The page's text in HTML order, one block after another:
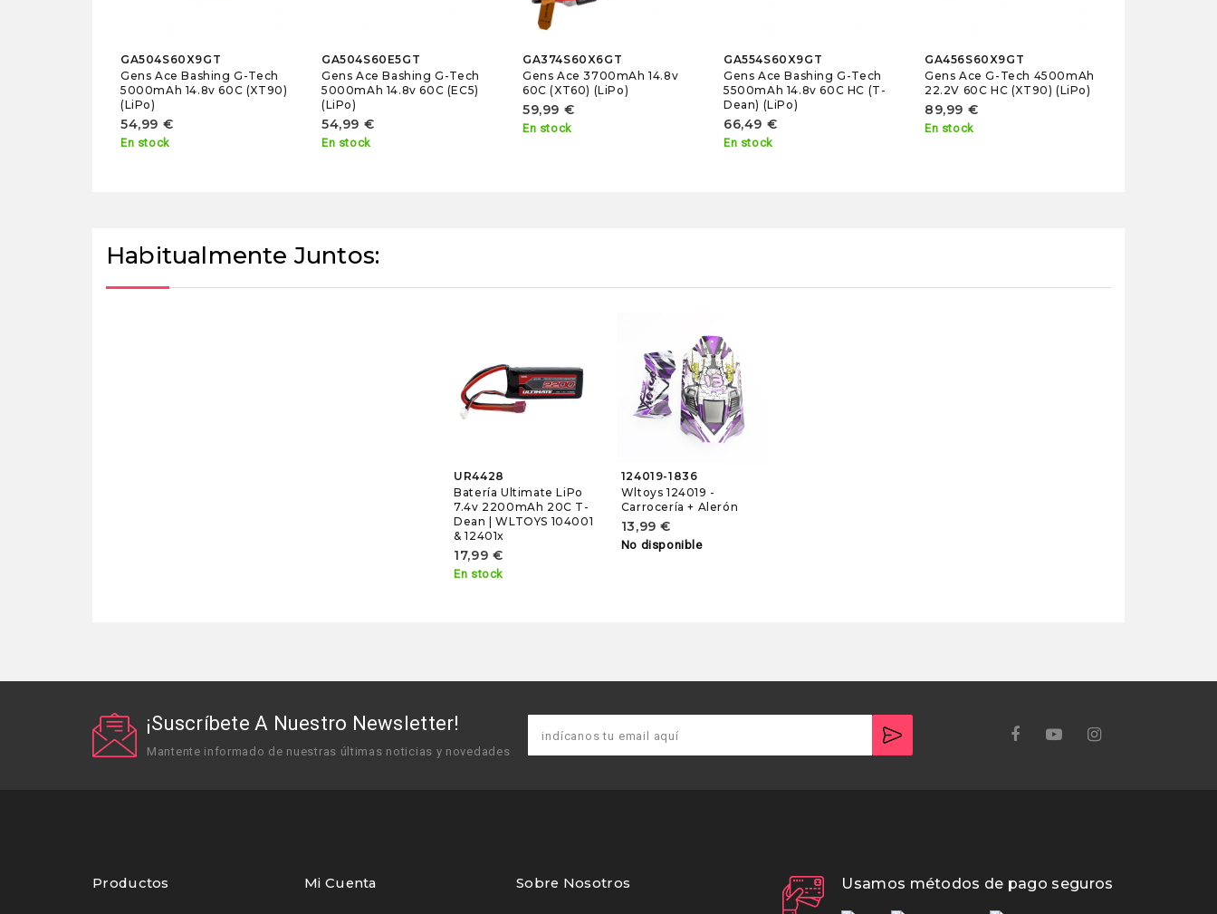
GA504S60X9GT
Gens Ace Bashing G-Tech
5000mAh 14.8v 60C (XT90)
(LiPo)
54,99 €
En stock
GA504S60E5GT
Gens Ace Bashing G-Tech
5000mAh 14.8v 60C (EC5)
(LiPo)
54,99 €
En stock
GA374S60X6GT
Gens Ace 3700mAh 14.8v
60C (XT60) (LiPo)
59,99 €
En stock
GA554S60X9GT
Gens Ace Bashing G-Tech
5500mAh 14.8v 60C HC (T-
Dean) (LiPo)
66,49 €
En stock
GA456S60X9GT
Gens Ace G-Tech 4500mAh
22.2V 60C HC (XT90) (LiPo)
89,99 €
En stock
Habitualmente Juntos:
UR4428
Batería Ultimate LiPo
7.4v 2200mAh 20C T-
Dean | WLTOYS 104001
& 12401x
17,99 €
En stock
124019-1836
Wltoys 124019 -
Carrocería + Alerón
13,99 €
No disponible
¡Suscríbete A Nuestro Newsletter!
Mantente informado de nuestras últimas noticias y novedades
Productos Mi Cuenta Sobre Nosotros Usamos métodos de pago seguros